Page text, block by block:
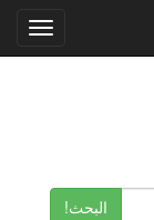
البحث!